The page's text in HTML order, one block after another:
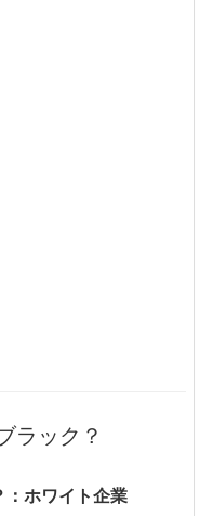
ラック？
：ホワイト企業